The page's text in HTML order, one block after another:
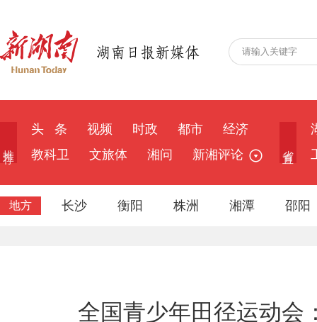
头 条 视频 时政 都市
经济
教科卫
文旅体 湘问 新湘评论
地方 长沙 衡阳 株洲 湘潭 邵阳
全国青少年田径运动会